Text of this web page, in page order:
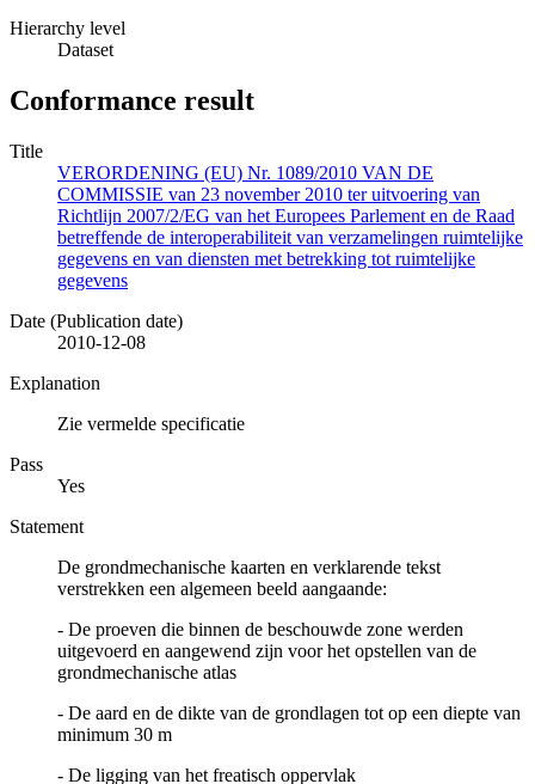
Hierarchy level
Dataset
Conformance result
Title
VERORDENING (EU) Nr. 1089/2010 VAN DE
COMMISSIE van 23 november 2010 ter uitvoering van
Richtlijn 2007/2/EG van het Europees Parlement en de Raad
betreffende de interoperabiliteit van verzamelingen ruimtelijke
gegevens en van diensten met betrekking tot ruimtelijke
gegevens
Date (Publication date)
2010-12-08
Explanation
Zie vermelde specificatie
Pass
Yes
Statement
De grondmechanische kaarten en verklarende tekst
verstrekken een algemeen beeld aangaande:
- De proeven die binnen de beschouwde zone werden
uitgevoerd en aangewend zijn voor het opstellen van de
grondmechanische atlas
- De aard en de dikte van de grondlagen tot op een diepte van
minimum 30 m
- De ligging van het freatisch oppervlak